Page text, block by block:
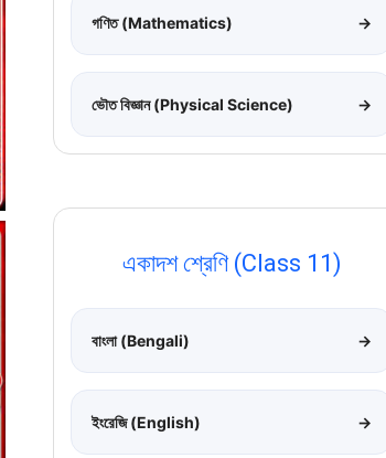
গণিত (Mathematics) →
ভৌত বিজ্ঞান (Physical Science) →
একাদশ শ্রেণি (Class 11)
বাংলা (Bengali) →
ইংরেজি (English) →